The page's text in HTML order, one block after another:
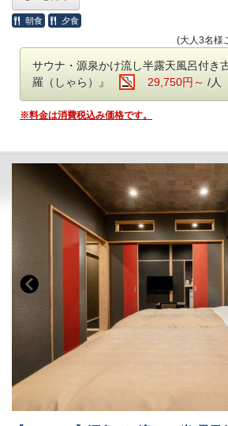
●ご朝食●
○和食膳
プ帳への押印ができません
従前は当HPからのご予約でもスタンプ帳
（0288-98-0336）か、日本秘湯を守る会公
付】いろり会席
【プラン内容】
2025年1月にリニューアルオープンした、
ら）」。
サウナ・温泉好きの方に特におすすめのお
す。
110度まで設定可能なドライサウナです。
●客室付 半露天風呂＆水風呂
信楽焼のお風呂で当館自慢の源泉掛け流
いただけます。隣には水風呂もご用意して
●ウッドテラス
浴室に広々としたウッドテラスが併設さ
と外気浴していただけます。
全国から厳選された和牛のミニステーキが
魚・一升べら・ばんだい餅等、囲炉裏で
土食もお召し上がりいただけます。料理長
り込んだ囲炉裏会席です。
朝食 夕食
(大人3名様
サウナ・源泉かけ流し半露天風呂付き
羅（しゃら）』
29,750円～ /人
※料金は消費税込み価格です。